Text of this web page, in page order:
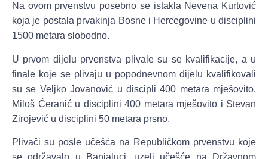
Na ovom prvenstvu posebno se istakla Nevena Kurtović
koja je postala prvakinja Bosne i Hercegovine u disciplini
1500 metara slobodno.
U prvom dijelu prvenstva plivale su se kvalifikacije, a u
finale koje se plivaju u popodnevnom dijelu kvalifikovali
su se Veljko Jovanović u discipli 400 metara mješovito,
Miloš Ćeranić u disciplini 400 metara mješovito i Stevan
Zirojević u disciplini 50 metara prsno.
Plivači su posle učešća na Republičkom prvenstvu koje